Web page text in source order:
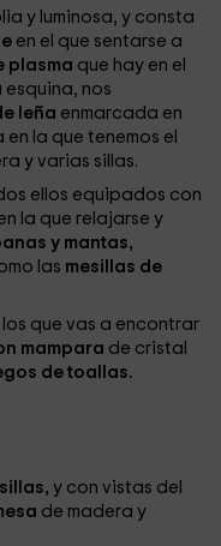
y luminosa, y consta
en el que sentarse a
plasma que hay en el
nos
leña enmarcada en
la que tenemos el
y varias sillas.
ellos equipados con
la que relajarse y
y mantas,
las mesillas de
que vas a encontrar
mampara de cristal
de toallas.
y con vistas del
de madera y